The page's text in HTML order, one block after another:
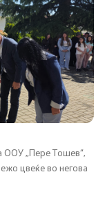
ООУ „Пере Тошев“,
цвеќе во негова